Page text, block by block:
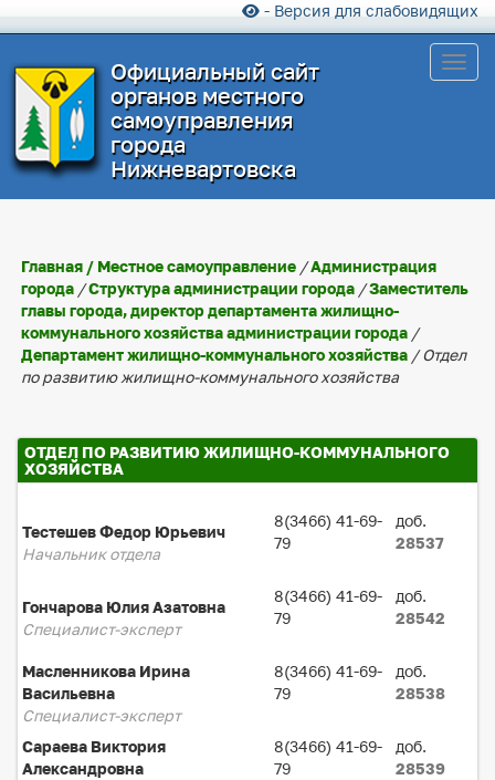
- Версия для слабовидящих
Официальный сайт
органов местного
самоуправления
города
Нижневартовска
Главная / Местное самоуправление /Администрация
города /Структура администрации города /Заместитель
главы города, директор департамента жилищно-
коммунального хозяйства администрации города /
Департамент жилищно-коммунального хозяйства / Отдел
по развитию жилищно-коммунального хозяйства
ОТДЕЛ ПО РАЗВИТИЮ ЖИЛИЩНО-КОММУНАЛЬНОГО
ХОЗЯЙСТВА
Тестешев Федор Юрьевич
Начальник отдела
8(3466) 41-69-
79
доб.
28537
Гончарова Юлия Азатовна
Специалист-эксперт
8(3466) 41-69-
79
доб.
28542
Масленникова Ирина
Васильевна
Специалист-эксперт
8(3466) 41-69-
79
доб.
28538
Сараева Виктория
Александровна
8(3466) 41-69-
79
доб.
28539